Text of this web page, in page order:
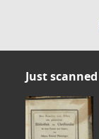
Just scanned